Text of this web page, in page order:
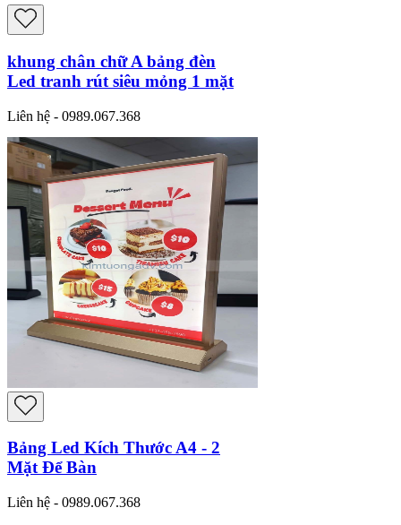
khung chân chữ A bảng đèn
Led tranh rút siêu mỏng 1 mặt
Liên hệ - 0989.067.368
Bảng Led Kích Thước A4 - 2
Mặt Để Bàn
Liên hệ - 0989.067.368